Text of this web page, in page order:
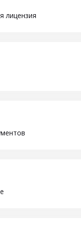
лицензия